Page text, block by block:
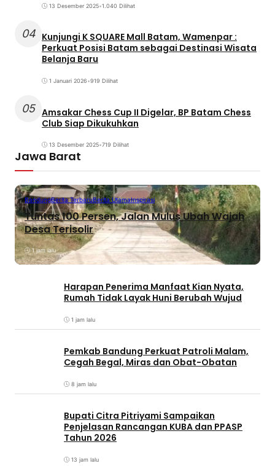
13 Desember 2025•1.040 Dilihat
04 Kunjungi K SQUARE Mall Batam, Wamenpar :
Perkuat Posisi Batam sebagai Destinasi Wisata
Belanja Baru
1 Januari 2026•919 Dilihat
05 Amsakar Chess Cup II Digelar, BP Batam Chess
Club Siap Dikukuhkan
13 Desember 2025•719 Dilihat
Jawa Barat
BandungBerita TerbaruBerita UtamaInspirasi
Tuntas 100 Persen, Jalan Mulus Ubah Wajah
Desa Terisolir
1 jam lalu
Harapan Penerima Manfaat Kian Nyata,
Rumah Tidak Layak Huni Berubah Wujud
1 jam lalu
Pemkab Bandung Perkuat Patroli Malam,
Cegah Begal, Miras dan Obat-Obatan
8 jam lalu
Bupati Citra Pitriyami Sampaikan
Penjelasan Rancangan KUBA dan PPASP
Tahun 2026
13 jam lalu